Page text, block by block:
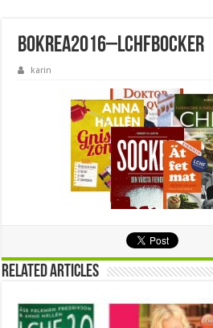
bokrea2016–lchfbocker
karin
Related Articles